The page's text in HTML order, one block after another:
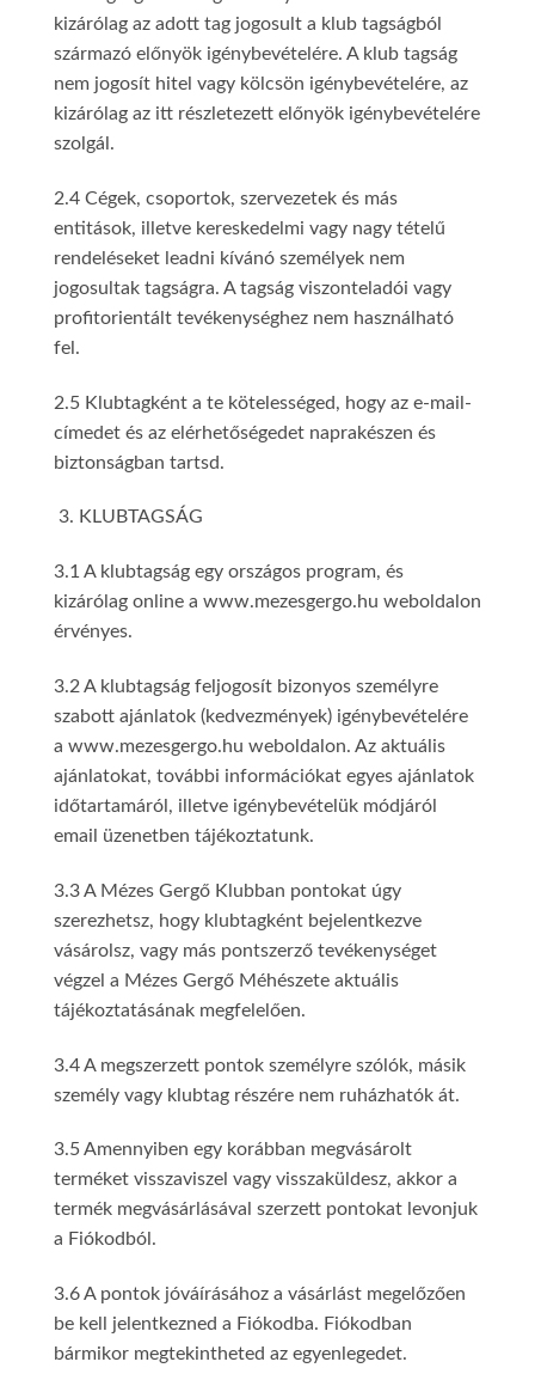
kizárólag az adott tag jogosult a klub tagságból
származó előnyök igénybevételére. A klub tagság
nem jogosít hitel vagy kölcsön igénybevételére, az
kizárólag az itt részletezett előnyök igénybevételére
szolgál.
2.4 Cégek, csoportok, szervezetek és más
entitások, illetve kereskedelmi vagy nagy tételű
rendeléseket leadni kívánó személyek nem
jogosultak tagságra. A tagság viszonteladói vagy
profitorientált tevékenységhez nem használható
fel.
2.5 Klubtagként a te kötelességed, hogy az e-mail-
címedet és az elérhetőségedet naprakészen és
biztonságban tartsd.
KLUBTAGSÁG
3.1 A klubtagság egy országos program, és
kizárólag online a www.mezesgergo.hu weboldalon
érvényes.
3.2 A klubtagság feljogosít bizonyos személyre
szabott ajánlatok (kedvezmények) igénybevételére
a www.mezesgergo.hu weboldalon. Az aktuális
ajánlatokat, további információkat egyes ajánlatok
időtartamáról, illetve igénybevételük módjáról
email üzenetben tájékoztatunk.
3.3 A Mézes Gergő Klubban pontokat úgy
szerezhetsz, hogy klubtagként bejelentkezve
vásárolsz, vagy más pontszerző tevékenységet
végzel a Mézes Gergő Méhészete aktuális
tájékoztatásának megfelelően.
3.4 A megszerzett pontok személyre szólók, másik
személy vagy klubtag részére nem ruházhatók át.
3.5 Amennyiben egy korábban megvásárolt
terméket visszaviszel vagy visszaküldesz, akkor a
termék megvásárlásával szerzett pontokat levonjuk
a Fiókodból.
3.6 A pontok jóváírásához a vásárlást megelőzően
be kell jelentkezned a Fiókodba. Fiókodban
bármikor megtekintheted az egyenlegedet.